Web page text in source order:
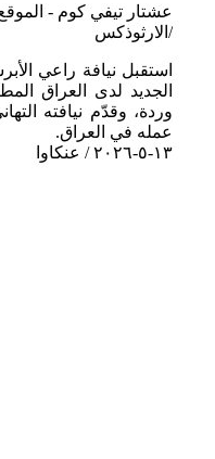
عشتار تيفي كوم -
الارثوذكس/
استقبل نيافة راعي
الجديد لدى العراق
وردة، وقدّم نيافته
عمله في العراق.
١٣-٥-٢٠٢٦ / عنكاوا